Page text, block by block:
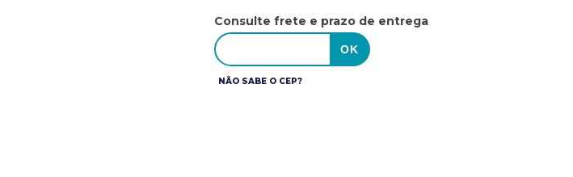
Consulte frete e prazo de entrega
NÃO SABE O CEP?